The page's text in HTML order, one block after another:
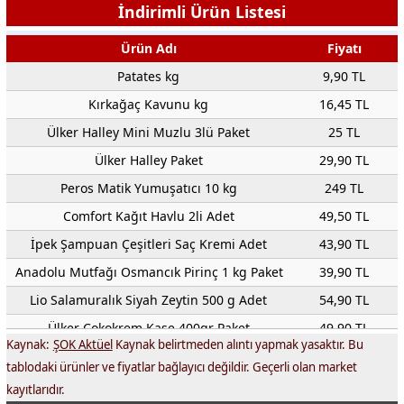
İndirimli Ürün Listesi
Ürün Adı
Fiyatı
Patates kg
9,90 TL
Kırkağaç Kavunu kg
16,45 TL
Ülker Halley Mini Muzlu 3lü Paket
25 TL
Ülker Halley Paket
29,90 TL
Peros Matik Yumuşatıcı 10 kg
249 TL
Comfort Kağıt Havlu 2li Adet
49,50 TL
İpek Şampuan Çeşitleri Saç Kremi Adet
43,90 TL
Anadolu Mutfağı Osmancık Pirinç 1 kg Paket
39,90 TL
Lio Salamuralık Siyah Zeytin 500 g Adet
54,90 TL
Ülker Çokokrem Kase 400gr Paket
49,90 TL
Evin Ayçiçek Yağı 1 Litre Adet
Mis Yoğurt Çeşitleri Homojenize 1500 g Adet
Kaynak: ŞOK AktüelKaynak belirtmeden alıntı yapmak yasaktır. Bu
tablodaki ürünler ve fiyatlar bağlayıcı değildir. Geçerli olan market
kayıtlarıdır.